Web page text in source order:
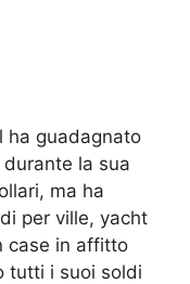
ha guadagnato
la sua
ma ha
per ville, yacht
case in affitto
tutti i suoi soldi